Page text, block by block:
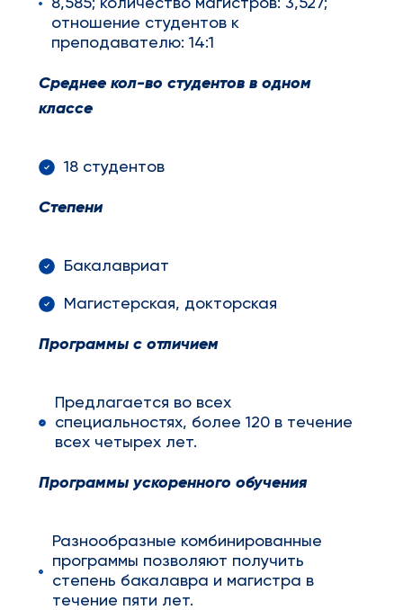
8,585; количество магистров: 3,527;
отношение студентов к
преподавателю: 14:1
Среднее кол-во студентов в одном
классе
18 студентов
Степени
Бакалавриат
Магистерская, докторская
Программы с отличием
Предлагается во всех
специальностях, более 120 в течение
всех четырех лет.
Программы ускоренного обучения
Разнообразные комбинированные
программы позволяют получить
степень бакалавра и магистра в
течение пяти лет.